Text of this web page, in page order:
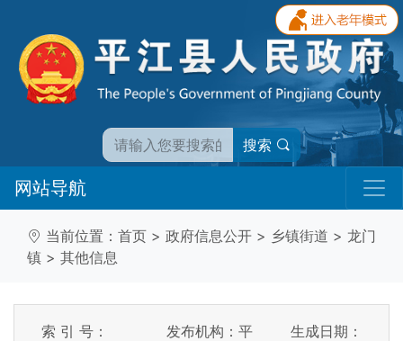
搜索
网站导航
当前位置： 首页 > 政府信息公开 > 乡镇街道 > 龙门
镇 > 其他信息
索 引 号：
发布机构：平
生成日期：